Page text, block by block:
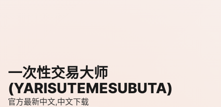
一次性交易大师
(YARISUTEMESUBUTA)
官方最新中文,中文下载